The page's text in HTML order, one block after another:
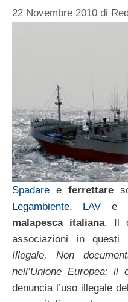
22 Novembre 2010 di
Spadare e ferrettare
Legambiente, LAV e
malapesca italiana. Il
associazioni in questi
Illegale, Non
nell’Unione Europea: il
denuncia l’uso illegale